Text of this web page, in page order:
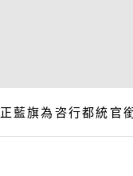
正藍旗為咨行都統官